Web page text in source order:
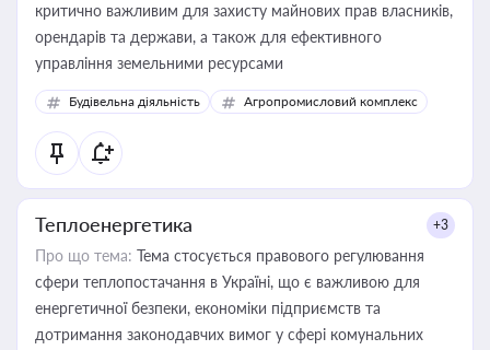
критично важливим для захисту майнових прав власників,
орендарів та держави, а також для ефективного
управління земельними ресурсами
Будівельна діяльність Агропромисловий комплекс
Теплоенергетика +3
Про що тема: Тема стосується правового регулювання
сфери теплопостачання в Україні, що є важливою для
енергетичної безпеки, економіки підприємств та
дотримання законодавчих вимог у сфері комунальних